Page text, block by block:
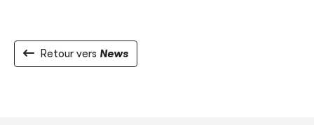
Retour vers News